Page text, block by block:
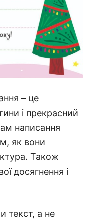
– це
і прекрасний
написання
як вони
Також
досягнення і
текст, а не